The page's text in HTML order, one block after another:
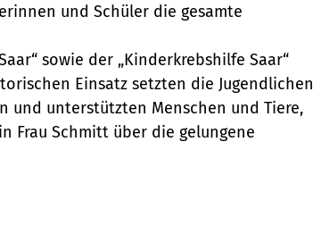
und Schüler die gesamte
sowie der „Kinderkrebshilfe Saar“
Einsatz setzten die Jugendlichen
und unterstützten Menschen und Tiere,
Frau Schmitt über die gelungene